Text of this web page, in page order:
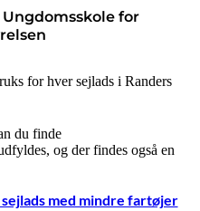
for
for hver sejlads i Randers
du finde
og der findes også en
med mindre fartøjer